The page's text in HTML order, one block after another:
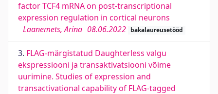
factor TCF4 mRNA on post-transcriptional
expression regulation in cortical neurons
Laanemets, Arina 08.06.2022 bakalaureusetööd
3. FLAG-märgistatud Daughterless valgu
ekspressiooni ja transaktivatsiooni võime
uurimine. Studies of expression and
transactivational capability of FLAG-tagged